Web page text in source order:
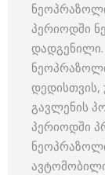
პერიოდში
დედისთვის,
გავლენის
პერიოდში